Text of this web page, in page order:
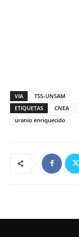
VIA
TSS-UNSAM
ETIQUETAS
CNEA
uranio enriquecido